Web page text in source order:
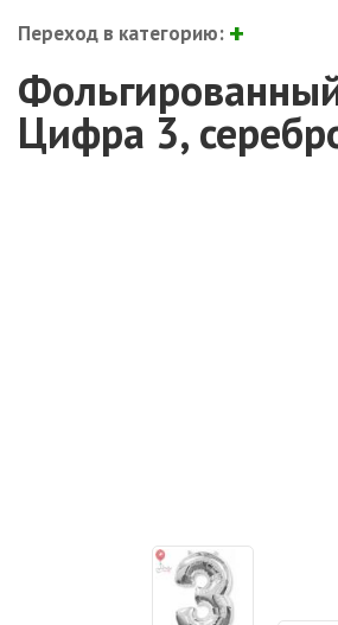
Переход в категорию:
Цифра 3,